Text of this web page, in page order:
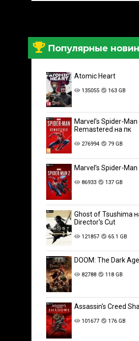
Популярные
Atomic Heart
135055 163 GB
Marvel’s Spider-Man
Remastered на пк
276994 79 GB
Marvel’s Spider-
86933 137 GB
Ghost of Tsushima
Director's Cut
121857 65.1 GB
DOOM: The Dark
82788 118 GB
Assassin's Creed
101677 176 GB